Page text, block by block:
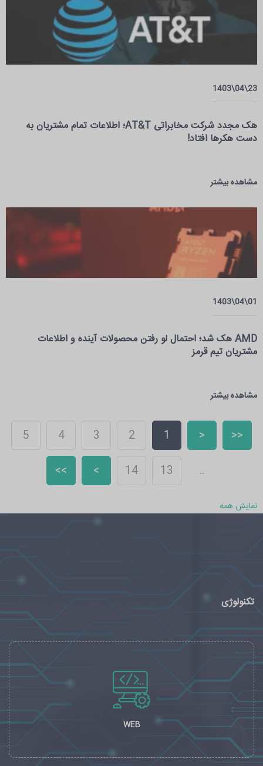
23\04\1403
هک مجدد شرکت مخابراتی AT&T؛ اطلاعات تمام مشتریان به
دست هکرها افتاد!
مشاهده بیشتر
01\04\1403
AMD هک شد؛ احتمال لو رفتن محصولات آینده و اطلاعات
مشتریان تیم قرمز
مشاهده بیشتر
<<
<
1
2
3
4
5
..
13
14
>
>>
نمایش همه
تکنولوژی
WEB